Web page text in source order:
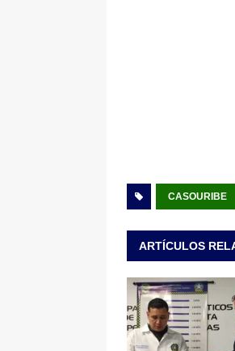
CASOURIBE
ARTÍCULOS